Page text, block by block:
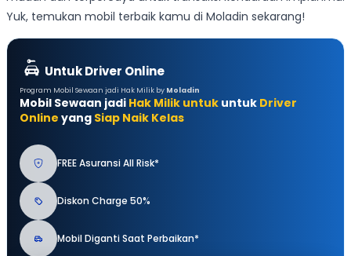
Yuk, temukan mobil terbaik kamu di Moladin sekarang!
Untuk Driver Online
Program Mobil Sewaan jadi Hak Milik by Moladin
Mobil Sewaan jadi Hak Milik untuk untuk Driver
Online yang Siap Naik Kelas
FREE Asuransi All Risk*
Diskon Charge 50%
Mobil Diganti Saat Perbaikan*